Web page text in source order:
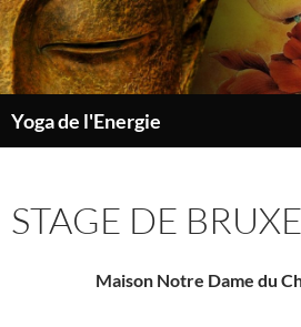
Aller
au
contenu
Yoga de l'Energie
STAGE DE
Maison Notre Dame du